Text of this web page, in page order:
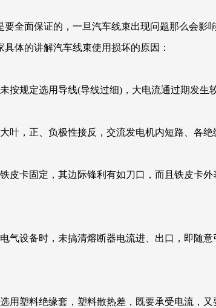
要全面保证的，一旦汽车线束出现问题那么会
体的讲解汽车线束使用损坏的原因：
按规定选用导线(导线过细)，大电流通过期发生
叶，正、负极性接反，交流发电机内短路、各
皮卡固定，其边际锋利有如刀口，而且铁皮卡
气设备时，未搞清熔断器电流进、出口，即随
用塑料绝缘套，塑料散热差，既要承受电流，